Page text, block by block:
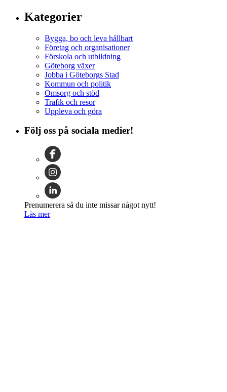
Kategorier
Bygga, bo och leva hållbart
Företag och organisationer
Förskola och utbildning
Göteborg växer
Jobba i Göteborgs Stad
Kommun och politik
Omsorg och stöd
Trafik och resor
Uppleva och göra
Följ oss på sociala medier!
Prenumerera så du inte missar något nytt!
Läs mer